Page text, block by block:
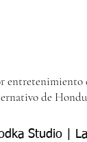
entretenimiento
de
Studio |